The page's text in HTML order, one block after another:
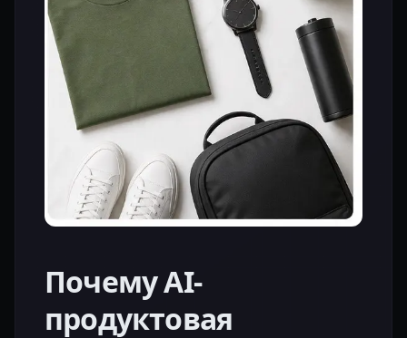
Почему AI-
продуктовая